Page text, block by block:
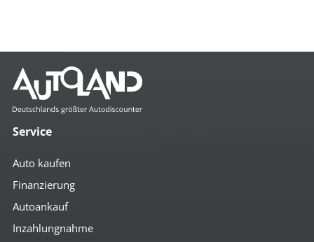
Service
Auto kaufen
Finanzierung
Autoankauf
Inzahlungnahme